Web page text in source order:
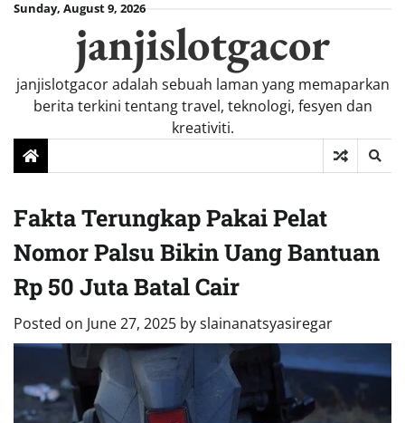
SkipSunday, August 9, 2026
janjislotgacor
janjislotgacor adalah sebuah laman yang memaparkan
berita terkini tentang travel, teknologi, fesyen dan
kreativiti.
Fakta Terungkap Pakai Pelat
Nomor Palsu Bikin Uang Bantuan
Rp 50 Juta Batal Cair
Posted on June 27, 2025 byslainanatsyasiregar